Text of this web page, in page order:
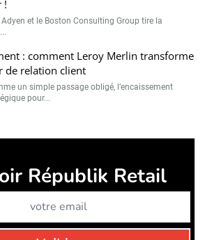
!
et le Boston Consulting Group tire la
: comment Leroy Merlin transforme
de relation client
un simple passage obligé, l’encaissement
pour...
Retail est édité par